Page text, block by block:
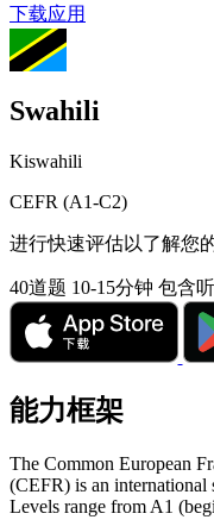
下载应用
Swahili
Kiswahili
CEFR (A1-C2)
进行快速评估以了解您
40道题 10-15分钟 包含
能力框架
The Common European
(CEFR) is an international
Levels range from A1